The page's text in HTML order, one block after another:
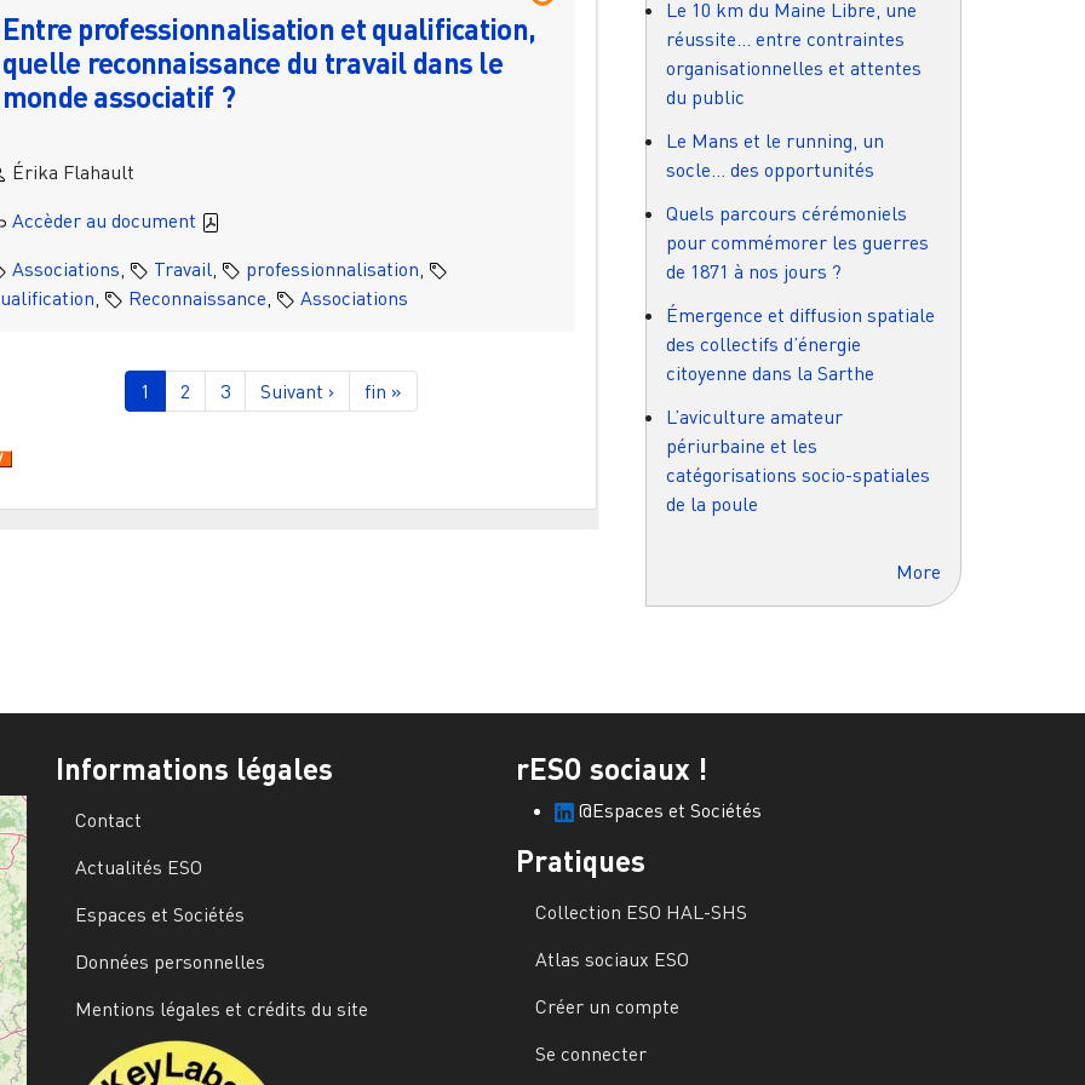
Entre professionnalisation et qualification,
quelle reconnaissance du travail dans le
monde associatif ?
Érika Flahault
Accèder au document
Associations
Travail professionnalisation
Reconnaissance Associations
Page courante
1 Page
2 Page
3 Page suivante
Suivant › Dernière page
fin »
Le 10 km du Maine Libre, une
réussite… entre contraintes
organisationnelles et attentes
du public
Le Mans et le running, un
socle… des opportunités
Quels parcours cérémoniels
pour commémorer les guerres
de 1871 à nos jours ?
Émergence et diffusion spatiale
des collectifs d’énergie
citoyenne dans la Sarthe
L’aviculture amateur
périurbaine et les
catégorisations socio-spatiales
de la poule
More
Informations légales
Contact
Actualités ESO
Espaces et Sociétés
Données personnelles
Mentions légales et crédits du site
rESO sociaux !
@Espaces et Sociétés
Pratiques
Collection ESO HAL-SHS
Atlas sociaux ESO
Créer un compte
Se connecter